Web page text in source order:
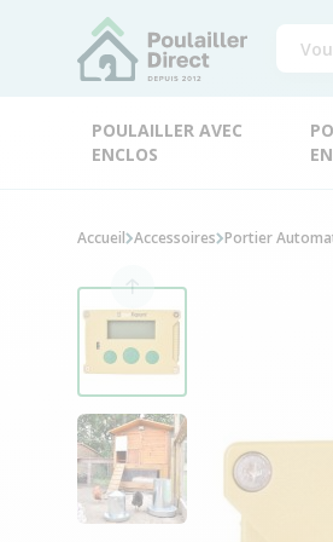
POULAILLER AVEC
ENCLOS
Accueil Accessoires Portier